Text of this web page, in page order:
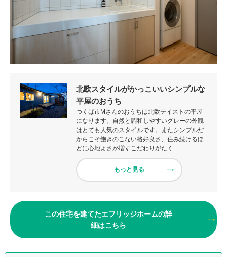
北欧スタイルがかっこいいシンプルな
平屋のおうち
つくば市Mさんのおうちは北欧テイストの平屋
になります。自然と調和しやすいグレーの外観
はとても人気のスタイルです。またシンプルだ
からこそ飽きのこない格好良さ、住み続けるほ
どに心地よさが増すこだわりがたく…
もっと見る
この住宅を建てたエフリッジホームの詳
細はこちら